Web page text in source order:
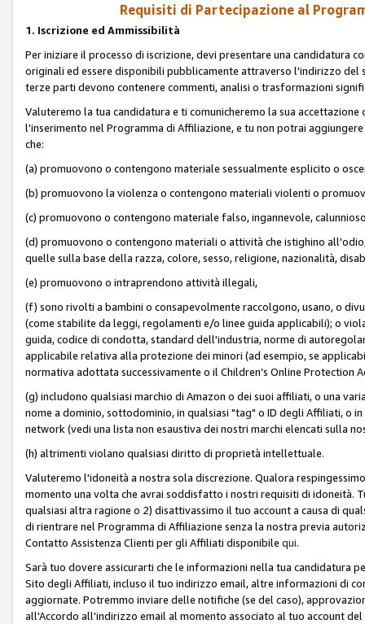
Requisiti di Partecipazione al
1. Iscrizione ed Ammissibilità
Per iniziare il processo di iscrizione, devi presentare una candidatura
originali ed essere disponibili pubblicamente attraverso l'indirizzo
terze parti devono contenere commenti, analisi o trasformazioni
Valuteremo la tua candidatura e ti comunicheremo la sua
l'inserimento nel Programma di Affiliazione, e tu non potrai
che:
(a) promuovono o contengono materiale sessualmente esplicito o
(b) promuovono la violenza o contengono materiali violenti o
(c) promuovono o contengono materiale falso, ingannevole,
(d) promuovono o contengono materiali o attività che istighino
quelle sulla base della razza, colore, sesso, religione, nazionalità,
(e) promuovono o intraprendono attività illegali,
(f) sono rivolti a bambini o consapevolmente raccolgono, usano, o
(come stabilite da leggi, regolamenti e/o linee guida applicabili); o
guida, codice di condotta, standard dell'industria, norme di
applicabile relativa alla protezione dei minori (ad esempio, se
normativa adottata successivamente o il Children’s Online Protection
(g) includono qualsiasi marchio di Amazon o dei suoi affiliati, o una
nome a dominio, sottodominio, in qualsiasi "tag" o ID degli Affiliati, o
network (vedi una lista non esaustiva dei nostri marchi elencati sulla
(h) altrimenti violano qualsiasi diritto di proprietà intellettuale.
Valuteremo l'idoneità a nostra sola discrezione. Qualora
momento una volta che avrai soddisfatto i nostri requisiti di idoneità.
qualsiasi altra ragione o 2) disattivassimo il tuo account a causa di
di rientrare nel Programma di Affiliazione senza la nostra previa
Contatto Assistenza Clienti per gli Affiliati disponibile qui.
Sarà tuo dovere assicurarti che le informazioni nella tua candidatura
Sito degli Affiliati, incluso il tuo indirizzo email, altre informazioni di
aggiornate. Potremmo inviare delle notifiche (se del caso),
all'Accordo all'indirizzo email al momento associato al tuo account